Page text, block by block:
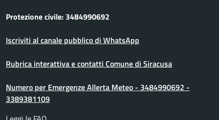
Protezione civile: 3484990692
Iscriviti al canale pubblico di WhatsApp
Rubrica interattiva e contatti Comune di Siracusa
Numero per Emergenze Allerta Meteo - 3484990692 -
3389381109